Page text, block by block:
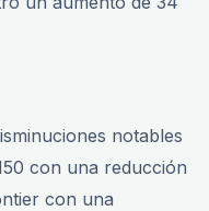
notables
con una reducción
con una